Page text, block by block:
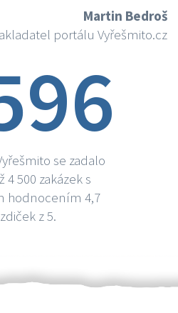
Martin Bedroš
portálu Vyřešmito.cz
se zadalo
4 500 zakázek s
hodnocením 4,7
z 5.